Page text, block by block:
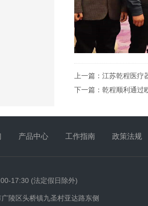
上一篇： 江苏乾程医疗
下一篇： 乾程顺利通过
产品中心 工作指南 政策法规
17:30 (法定假日除外)
陵区头桥镇九圣村亚达路东侧